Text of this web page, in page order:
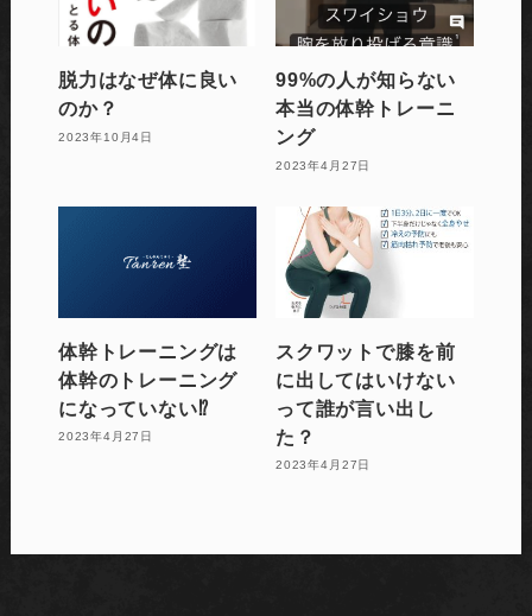
脱力はなぜ体に良い
のか？
2023年10月4日
99%の人が知らない
本当の体幹トレーニ
ング
2023年4月27日
体幹トレーニングは
体幹のトレーニング
になっていない⁉️
2023年4月27日
スクワットで膝を前
に出してはいけない
って誰が言い出し
た？
2023年4月27日